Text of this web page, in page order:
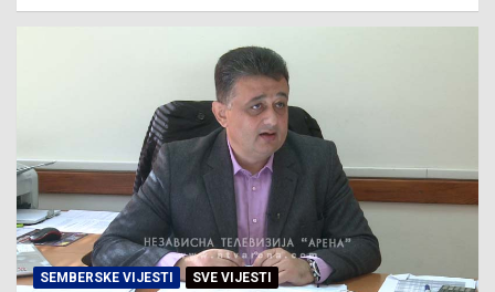
SEMBERSKE VIJESTI SVE VIJESTI